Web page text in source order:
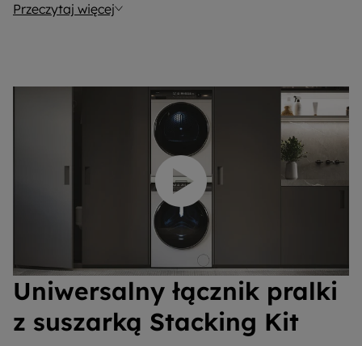
Przeczytaj więcej
Odtwórz wideo
Uniwersalny łącznik pralki
z suszarką Stacking Kit